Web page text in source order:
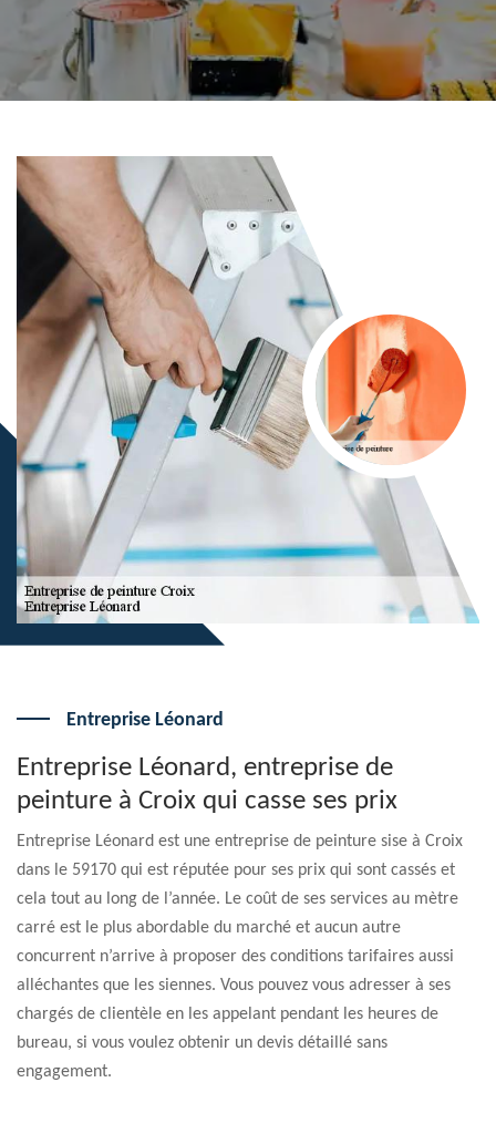
Entreprise Léonard
Entreprise Léonard, entreprise de
peinture à Croix qui casse ses prix
Entreprise Léonard est une entreprise de peinture sise à Croix
dans le 59170 qui est réputée pour ses prix qui sont cassés et
cela tout au long de l’année. Le coût de ses services au mètre
carré est le plus abordable du marché et aucun autre
concurrent n’arrive à proposer des conditions tarifaires aussi
alléchantes que les siennes. Vous pouvez vous adresser à ses
chargés de clientèle en les appelant pendant les heures de
bureau, si vous voulez obtenir un devis détaillé sans
engagement.